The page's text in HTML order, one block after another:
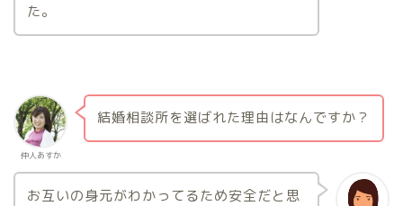
た。
仲人あすか
結婚相談所を選ばれた理由はなんですか？
お互いの身元がわかってるため安全だと思